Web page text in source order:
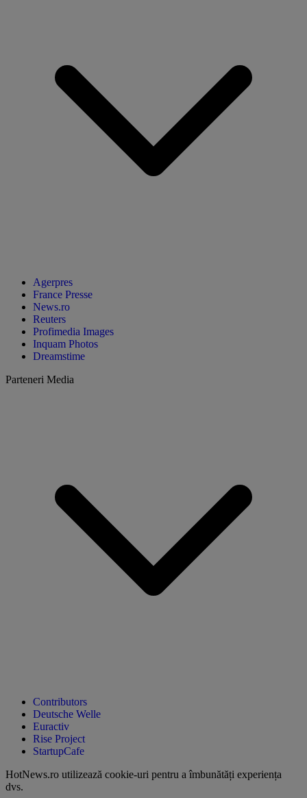
Agerpres
France Presse
News.ro
Reuters
Profimedia Images
Inquam Photos
Dreamstime
Parteneri Media
Contributors
Deutsche Welle
Euractiv
Rise Project
StartupCafe
HotNews.ro utilizează cookie-uri pentru a îmbunătăți experiența
dvs.